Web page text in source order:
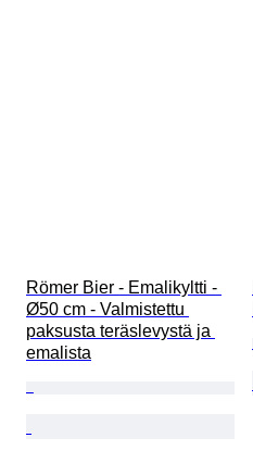
Römer Bier - Emalikyltti -
Ø50 cm - Valmistettu
paksusta teräslevystä ja
emalista